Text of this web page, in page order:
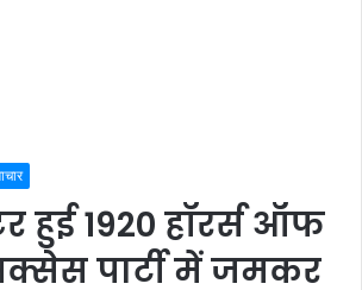
हुई 1920 हॉरर्स ऑफ
पार्टी में जमकर